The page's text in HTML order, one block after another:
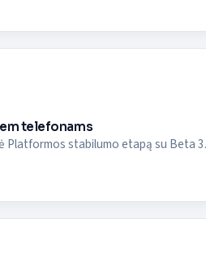
telefonams
stabilumo etapą su Beta